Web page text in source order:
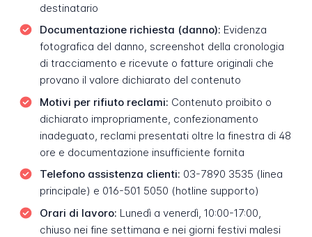
destinatario
Documentazione richiesta (danno): Evidenza
fotografica del danno, screenshot della cronologia
di tracciamento e ricevute o fatture originali che
provano il valore dichiarato del contenuto
Motivi per rifiuto reclami: Contenuto proibito o
dichiarato impropriamente, confezionamento
inadeguato, reclami presentati oltre la finestra di 48
ore e documentazione insufficiente fornita
Telefono assistenza clienti: 03-7890 3535 (linea
principale) e 016-501 5050 (hotline supporto)
Orari di lavoro: Lunedì a venerdì, 10:00-17:00,
chiuso nei fine settimana e nei giorni festivi malesi